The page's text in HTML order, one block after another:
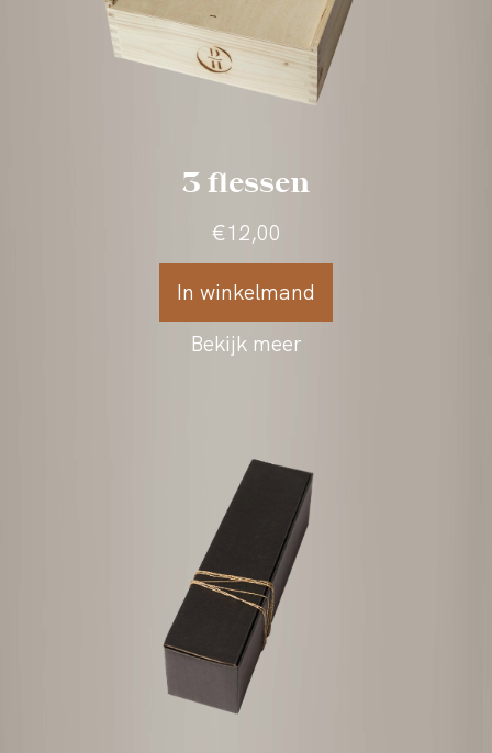
2 flessen
In winkelmand
Bekijk meer